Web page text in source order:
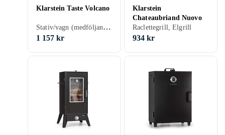
Klarstein Taste Volcano
Stativ/vagn (medföljande/inbyggd), Raclettegrill, Elgrill
1 157 kr
Klarstein
Chateaubriand Nuovo
Raclettegrill, Elgrill
934 kr